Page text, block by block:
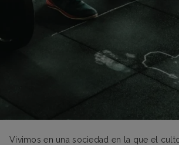
Vivimos en una sociedad en la que el